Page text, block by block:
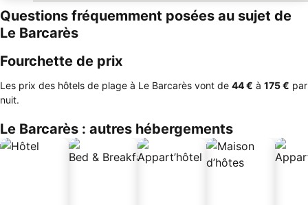
Questions fréquemment posées au sujet de
Le Barcarès
Fourchette de prix
Les prix des hôtels de plage à Le Barcarès vont de ‎44 € à ‎175 € par
nuit.
Le Barcarès : autres hébergements